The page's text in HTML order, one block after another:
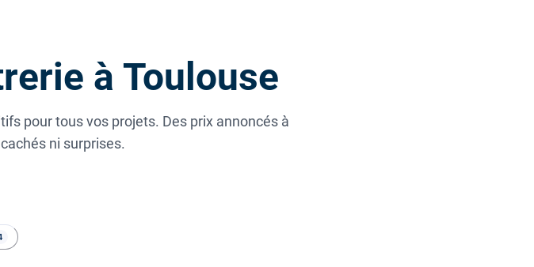
à Toulouse
pour tous vos projets. Des prix annoncés à
ni surprises.